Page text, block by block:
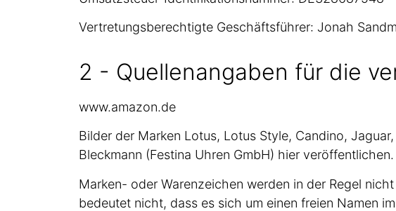
Vertretungsberechtigte Geschäftsführer: Jonah
2 - Quellenangaben für die
www.amazon.de
Bilder der Marken Lotus, Lotus Style, Candino,
Bleckmann (Festina Uhren GmbH) hier veröffentlichen.
Marken- oder Warenzeichen werden in der Regel
bedeutet nicht, dass es sich um einen freien Namen